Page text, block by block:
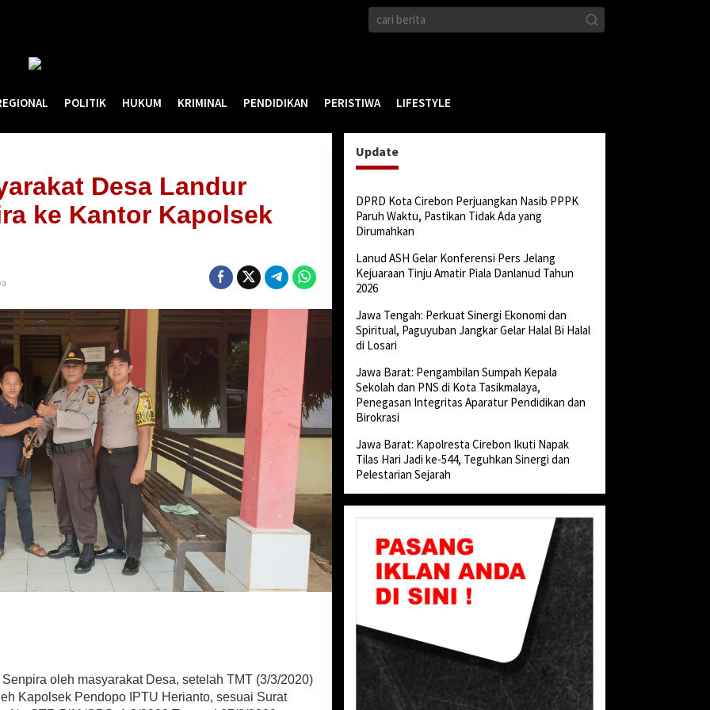
POLITIK HUKUM KRIMINAL PENDIDIKAN PERISTIWA LIFESTYLE
Desa Landur
ke Kantor Kapolsek
oleh masyarakat Desa, setelah TMT (3/3/2020)
Kapolsek Pendopo IPTU Herianto, sesuai Surat
Update
DPRD Kota Cirebon Perjuangkan Nasib PPPK
Paruh Waktu, Pastikan Tidak Ada yang
Dirumahkan
Lanud ASH Gelar Konferensi Pers Jelang
Kejuaraan Tinju Amatir Piala Danlanud Tahun
2026
Jawa Tengah: Perkuat Sinergi Ekonomi dan
Spiritual, Paguyuban Jangkar Gelar Halal Bi Halal
di Losari
Jawa Barat: Pengambilan Sumpah Kepala
Sekolah dan PNS di Kota Tasikmalaya,
Penegasan Integritas Aparatur Pendidikan dan
Birokrasi
Jawa Barat: Kapolresta Cirebon Ikuti Napak
Tilas Hari Jadi ke-544, Teguhkan Sinergi dan
Pelestarian Sejarah